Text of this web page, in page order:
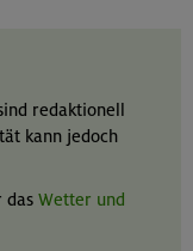
redaktionell
kann jedoch
das Wetter und